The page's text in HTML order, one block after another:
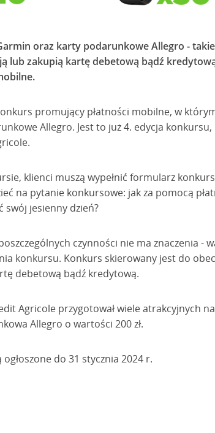
oraz karty podarunkowe Allegro -
lub zakupią kartę debetową bądź
promujący płatności mobilne, w
Allegro. Jest to już 4. edycja
klienci muszą wypełnić formularz
na pytanie konkursowe: jak za pomocą
swój jesienny dzień?
czynności nie ma znaczenia -
konkursu. Konkurs skierowany jest do
debetową bądź kredytową.
Agricole przygotował wiele atrakcyjnych
Allegro o wartości 200 zł.
do 31 stycznia 2024 r.